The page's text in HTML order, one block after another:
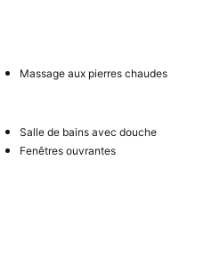
Massage aux pierres chaudes
Salle de bains avec douche
Fenêtres ouvrantes